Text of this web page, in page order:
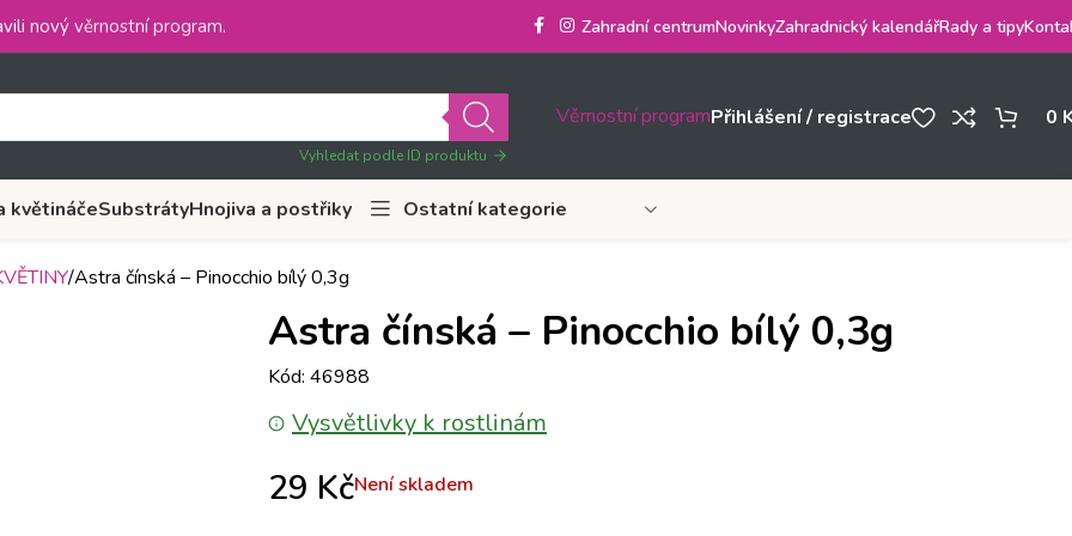
nový věrnostní program. Zahradní centrumNovinkyZahradnický kalendářRady a tipy
Vyhledat podle ID produktu
Věrnostní programPřihlášení / registrace 0
květináčeSubstrátyHnojiva a postřiky Ostatní kategorie
Astra čínská – Pinocchio bílý 0,3g
Astra čínská – Pinocchio bílý 0,3g
Kód: 46988
Vysvětlivky k rostlinám
29 KčNení skladem